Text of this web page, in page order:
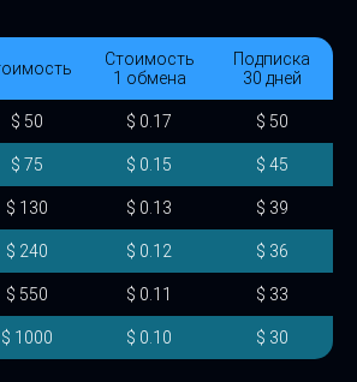
Стоимость
1 обмена
Подписка
30 дней
$ 50 $ 0.17 $ 50
$ 75 $ 0.15 $ 45
$ 130 $ 0.13 $ 39
$ 240 $ 0.12 $ 36
$ 550 $ 0.11 $ 33
$ 1000 $ 0.10 $ 30